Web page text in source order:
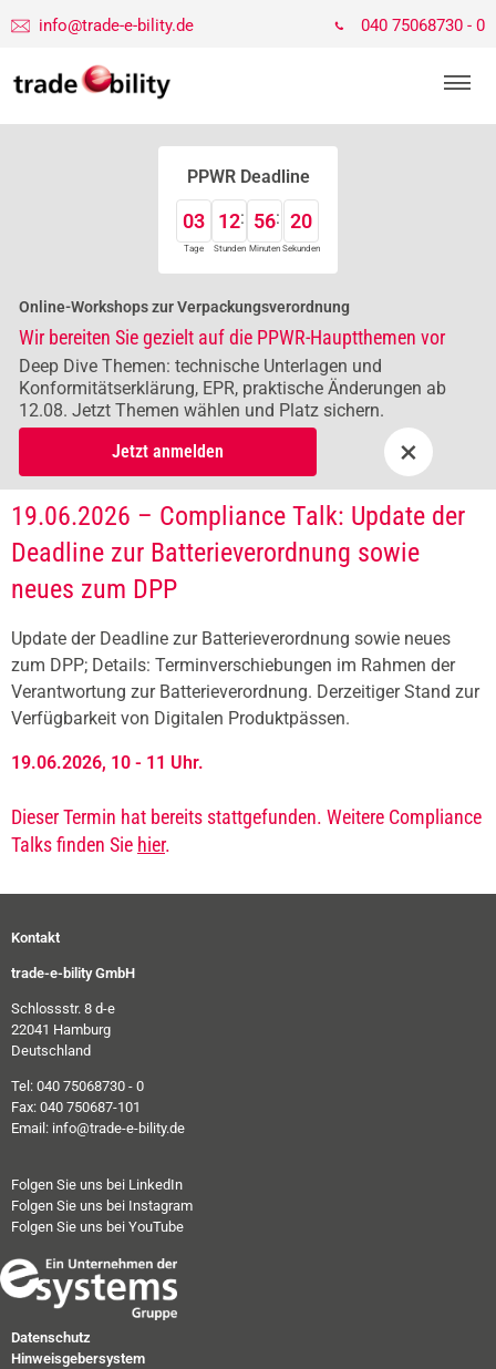
info@trade-e-bility.de 040 75068730 - 0
PPWR Deadline
03
Tage
12
Stunden
56
Minuten
20
Sekunden
Online-Workshops zur Verpackungsverordnung
Wir bereiten Sie gezielt auf die PPWR-Hauptthemen vor
Deep Dive Themen: technische Unterlagen und
Konformitätserklärung, EPR, praktische Änderungen ab
12.08. Jetzt Themen wählen und Platz sichern.
Jetzt anmelden
×
19.06.2026 – Compliance Talk: Update der
Deadline zur Batterieverordnung sowie
neues zum DPP
Update der Deadline zur Batterieverordnung sowie neues
zum DPP; Details: Terminverschiebungen im Rahmen der
Verantwortung zur Batterieverordnung. Derzeitiger Stand zur
Verfügbarkeit von Digitalen Produktpässen.
19.06.2026, 10 - 11 Uhr.
Dieser Termin hat bereits stattgefunden. Weitere Compliance
Talks finden Sie hier.
Kontakt
trade-e-bility GmbH
Schlossstr. 8 d-e
22041 Hamburg
Deutschland
Tel: 040 75068730 - 0
Fax: 040 750687-101
Email: info@trade-e-bility.de
Folgen Sie uns bei LinkedIn
Folgen Sie uns bei Instagram
Folgen Sie uns bei YouTube
Datenschutz
Hinweisgebersystem